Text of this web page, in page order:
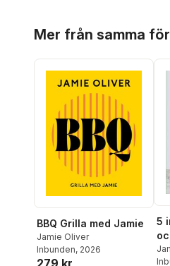
Mer från samma
BBQ Grilla med Jamie
Jamie Oliver
Inbunden, 2026
5